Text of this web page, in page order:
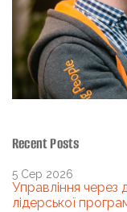
Recent Posts
Управління через
лідерської
5 Сер 2026